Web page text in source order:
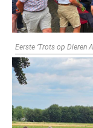
Eerste ‘Trots op Dieren